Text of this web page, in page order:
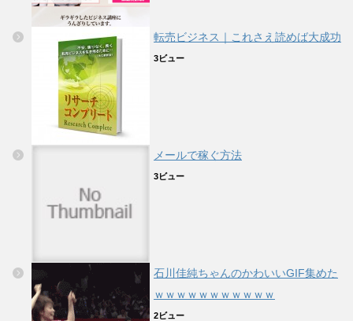
転売ビジネス｜これさえ読めば大成功
3ビュー
メールで稼ぐ方法
3ビュー
石川佳純ちゃんのかわいいGIF集めた
ｗｗｗｗｗｗｗｗｗｗｗ
2ビュー